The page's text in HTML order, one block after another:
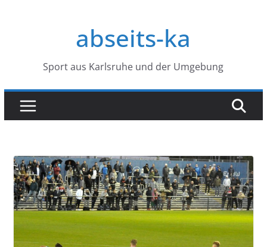
abseits-ka
Sport aus Karlsruhe und der Umgebung